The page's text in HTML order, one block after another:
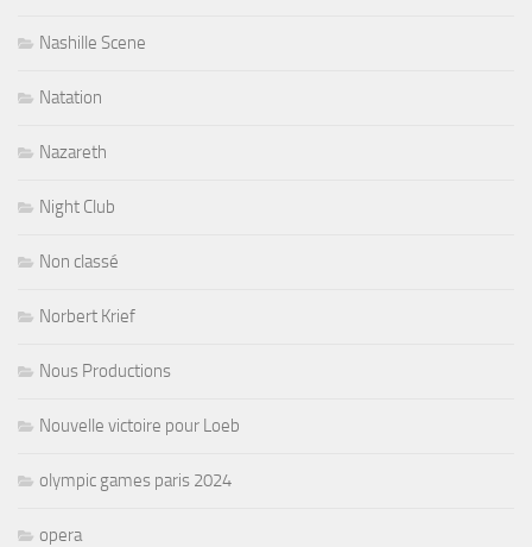
Nashille Scene
Natation
Nazareth
Night Club
Non classé
Norbert Krief
Nous Productions
Nouvelle victoire pour Loeb
olympic games paris 2024
opera